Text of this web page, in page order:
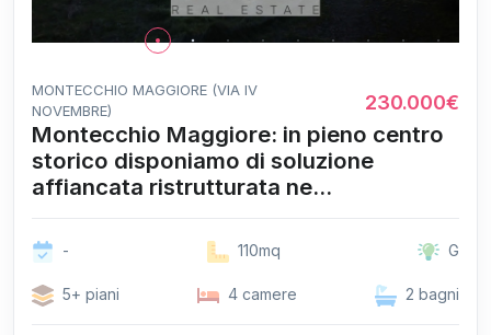
MONTECCHIO MAGGIORE (VIA IV
NOVEMBRE)
230.000€
Montecchio Maggiore: in pieno centro
storico disponiamo di soluzione
affiancata ristrutturata ne...
- 110mq G
5+ piani 4 camere 2 bagni